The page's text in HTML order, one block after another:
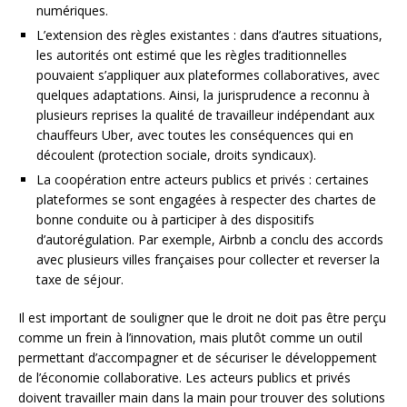
numériques.
L’extension des règles existantes : dans d’autres situations,
les autorités ont estimé que les règles traditionnelles
pouvaient s’appliquer aux plateformes collaboratives, avec
quelques adaptations. Ainsi, la jurisprudence a reconnu à
plusieurs reprises la qualité de travailleur indépendant aux
chauffeurs Uber, avec toutes les conséquences qui en
découlent (protection sociale, droits syndicaux).
La coopération entre acteurs publics et privés : certaines
plateformes se sont engagées à respecter des chartes de
bonne conduite ou à participer à des dispositifs
d’autorégulation. Par exemple, Airbnb a conclu des accords
avec plusieurs villes françaises pour collecter et reverser la
taxe de séjour.
Il est important de souligner que le droit ne doit pas être perçu
comme un frein à l’innovation, mais plutôt comme un outil
permettant d’accompagner et de sécuriser le développement
de l’économie collaborative. Les acteurs publics et privés
doivent travailler main dans la main pour trouver des solutions